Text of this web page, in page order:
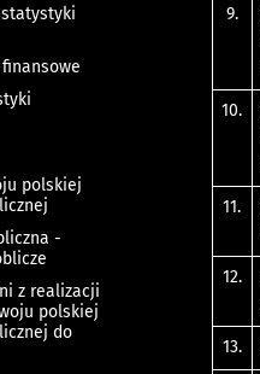
9.
10.
11.
12.
13.
polskiej
-
z realizacji
polskiej
do